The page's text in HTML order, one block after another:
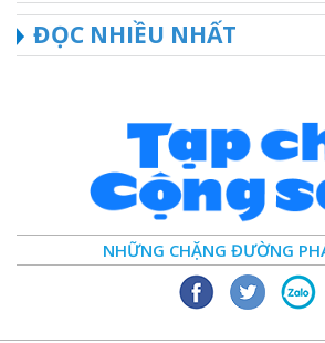
ĐỌC NHIỀU NHẤT
NHỮNG CHẶNG ĐƯỜNG